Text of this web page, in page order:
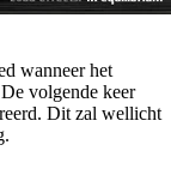
wanneer het
volgende keer
Dit zal wellicht